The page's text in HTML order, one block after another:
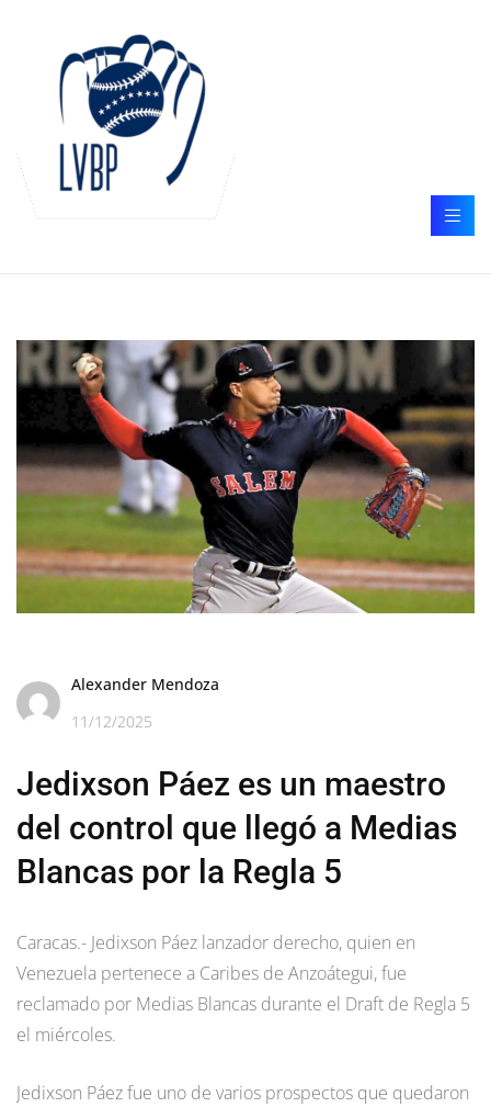
Alexander Mendoza
11/12/2025
Jedixson Páez es un maestro
del control que llegó a Medias
Blancas por la Regla 5
Caracas.- Jedixson Páez lanzador derecho, quien en
Venezuela pertenece a Caribes de Anzoátegui, fue
reclamado por Medias Blancas durante el Draft de Regla 5
el miércoles.
Jedixson Páez fue uno de varios prospectos que quedaron